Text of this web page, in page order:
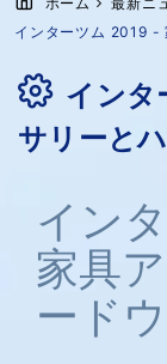
インターツム 2019 -
インタ
サリーと
イン
家具
ード